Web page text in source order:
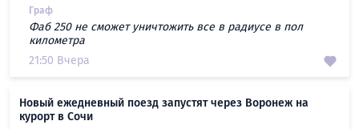
Граф
Фаб 250 не сможет уничтожить все в радиусе в пол
километра
21:50 Вчера
Новый ежедневный поезд запустят через Воронеж на
курорт в Сочи